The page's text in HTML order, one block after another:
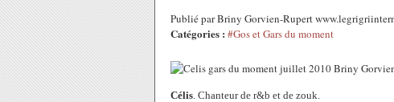
Publié par Briny Gorvien-Rupert
Catégories : #Gos et Gars du moment
Célis. Chanteur de r&b et de zouk.